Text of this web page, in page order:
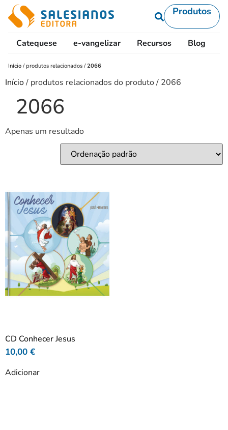
Produtos
Catequese e-vangelizar Recursos Blog
Início /produtos relacionados /2066
Início/ produtos relacionados do produto / 2066
2066
Apenas um resultado
CD Conhecer Jesus
10,00 €
Adicionar